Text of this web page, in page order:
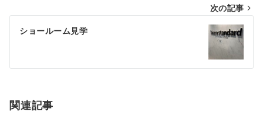
ビ
ゲ
シ
ン
次の記事
ショールーム見学
関連記事